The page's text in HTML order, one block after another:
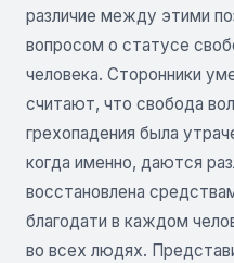
различие между этими
вопросом о статусе
человека. Сторонники
считают, что свобода
грехопадения была
когда именно, даются
восстановлена
благодати в каждом
во всех людях.